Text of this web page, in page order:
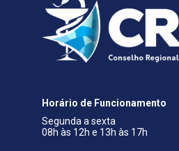
Horário de Funcionamento
Segunda a sexta
08h às 12h e 13h às 17h